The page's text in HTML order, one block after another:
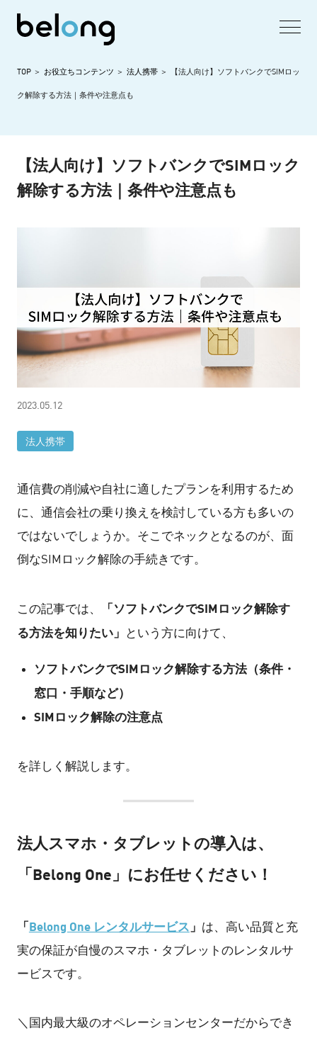
TOP お役立ちコンテンツ 法人携帯 【法人向け】ソフトバンクでSIMロッ
ク解除する方法｜条件や注意点も
【法人向け】ソフトバンクでSIMロック
解除する方法｜条件や注意点も
2023.05.12
法人携帯
通信費の削減や自社に適したプランを利用するため
に、通信会社の乗り換えを検討している方も多いの
ではないでしょうか。そこでネックとなるのが、面
倒なSIMロック解除の手続きです。
この記事では、
「ソフトバンクでSIMロック解除す
る方法を知りたい」 という方に向けて、
ソフトバンクでSIMロック解除する方法（条件・
窓口・手順など）
SIMロック解除の注意点
を詳しく解説します。
法人スマホ・タブレットの導入は、
「Belong One」にお任せください！
「Belong One レンタルサービス 」 は、高い品質と充
実の保証が自慢のスマホ・タブレットのレンタルサ
ービスです。
＼国内最大級のオペレーションセンターだからでき